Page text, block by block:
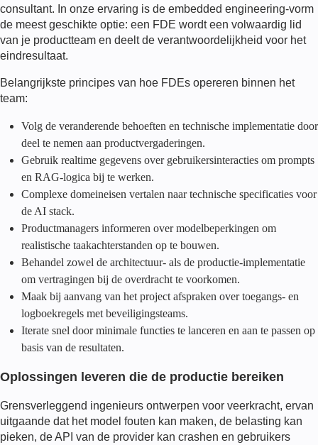
consultant. In onze ervaring is de embedded engineering-vorm
de meest geschikte optie: een FDE wordt een volwaardig lid
van je productteam en deelt de verantwoordelijkheid voor het
eindresultaat.
Belangrijkste principes van hoe FDEs opereren binnen het
team:
Volg de veranderende behoeften en technische implementatie door
deel te nemen aan productvergaderingen.
Gebruik realtime gegevens over gebruikersinteracties om prompts
en RAG-logica bij te werken.
Complexe domeineisen vertalen naar technische specificaties voor
de AI stack.
Productmanagers informeren over modelbeperkingen om
realistische taakachterstanden op te bouwen.
Behandel zowel de architectuur- als de productie-implementatie
om vertragingen bij de overdracht te voorkomen.
Maak bij aanvang van het project afspraken over toegangs- en
logboekregels met beveiligingsteams.
Iterate snel door minimale functies te lanceren en aan te passen op
basis van de resultaten.
Oplossingen leveren die de productie bereiken
Grensverleggend ingenieurs ontwerpen voor veerkracht, ervan
uitgaande dat het model fouten kan maken, de belasting kan
pieken, de API van de provider kan crashen en gebruikers